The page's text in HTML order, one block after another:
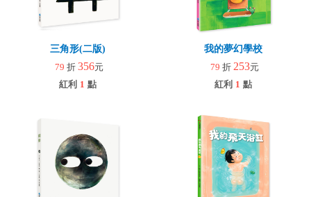
三角形(二版)
79 折 356元
紅利 1 點
我的夢幻學校
79 折 253元
紅利 1 點